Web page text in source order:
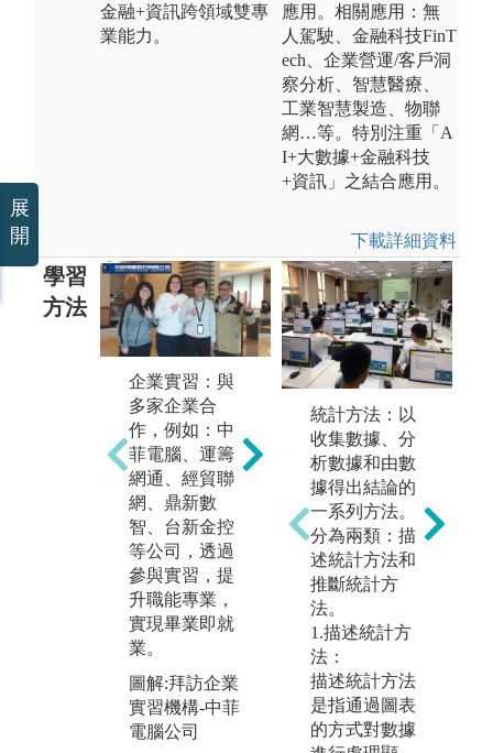
金融+資訊跨領域雙專
業能力。
應用。相關應用：無
人駕駛、金融科技FinT
ech、企業營運/客戶洞
察分析、智慧醫療、
工業智慧製造、物聯
網…等。特別注重「A
I+大數據+金融科技
+資訊」之結合應用。
下載詳細資料
學習
方法
企業實習：與
多家企業合
作，例如：中
菲電腦、運籌
網通、經貿聯
網、鼎新數
智、台新金控
等公司，透過
參與實習，提
升職能專業，
實現畢業即就
業。
圖解:拜訪企業
實習機構-中菲
電腦公司
工智能：運用
R軟體擷取財
經資料庫數
據，並配合Pyt
hon, JAVA, SQ
L等資訊工
具，進行資料
分析、人工智
能建模、制定
策略及預測趨
勢。
圖解:金融智能
實驗室
統計方法：以
收集數據、分
析數據和由數
據得出結論的
一系列方法。
分為兩類：描
述統計方法和
推斷統計方
法。
1.描述統計方
法：
描述統計方法
是指通過圖表
的方式對數據
展
開